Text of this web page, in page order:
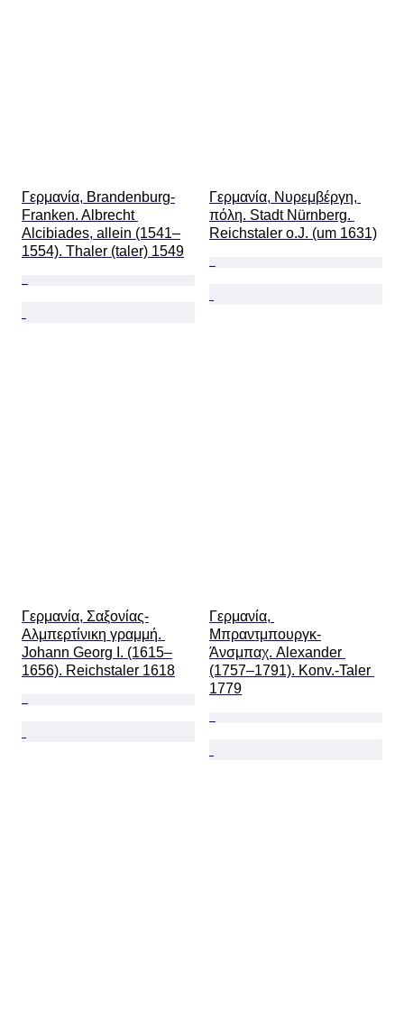
Γερμανία, Brandenburg-
Franken. Albrecht
Alcibiades, allein (1541–
1554). Thaler (taler) 1549
Γερμανία, Νυρεμβέργη,
πόλη. Stadt Nürnberg.
Reichstaler o.J. (um 1631)
Γερμανία, Σαξονίας-
Αλμπερτίνικη γραμμή.
Johann Georg I. (1615–
1656). Reichstaler 1618
Γερμανία,
Μπραντμπουργκ-
Άνσμπαχ. Alexander
(1757–1791). Konv.-Taler
1779